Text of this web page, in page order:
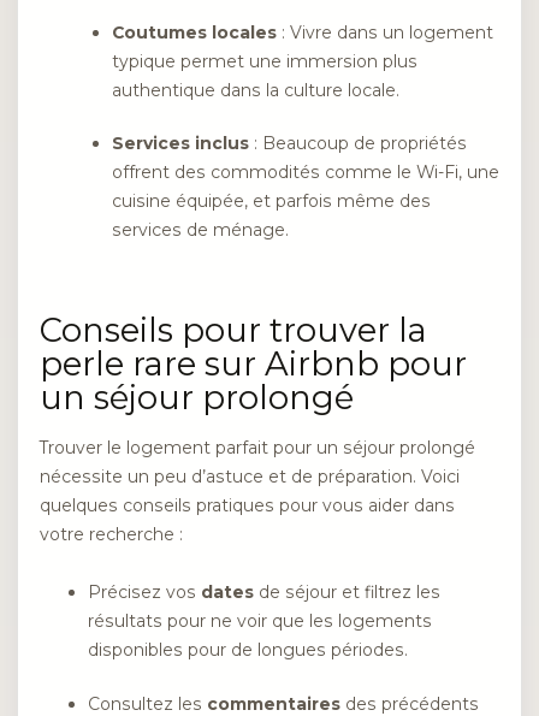
Coutumes locales : Vivre dans un logement
typique permet une immersion plus
authentique dans la culture locale.
Services inclus : Beaucoup de propriétés
offrent des commodités comme le Wi-Fi, une
cuisine équipée, et parfois même des
services de ménage.
Conseils pour trouver la
perle rare sur Airbnb pour
un séjour prolongé
Trouver le logement parfait pour un séjour prolongé
nécessite un peu d’astuce et de préparation. Voici
quelques conseils pratiques pour vous aider dans
votre recherche :
Précisez vos dates de séjour et filtrez les
résultats pour ne voir que les logements
disponibles pour de longues périodes.
Consultez les commentaires des précédents